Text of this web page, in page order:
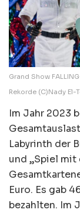
Grand Show
Rekorde (C)Nady El-
Im Jahr 2023
Labyrinth der
und „Spiel mit
Euro. Es gab
bezahlten. Im